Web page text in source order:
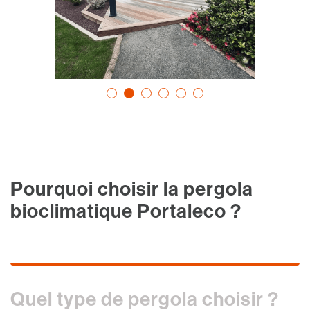
Pourquoi choisir la pergola
bioclimatique Portaleco ?
Quel type de pergola choisir ?